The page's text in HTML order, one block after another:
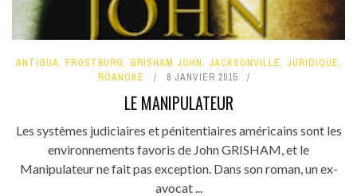
ANTIGUA, FROSTBURG, GRISHAM JOHN, JACKSONVILLE, JURIDIQUE,
ROANOKE
8 JANVIER 2015
LE MANIPULATEUR
Les systèmes judiciaires et pénitentiaires américains sont les
environnements favoris de John GRISHAM, et le
Manipulateur ne fait pas exception. Dans son roman, un ex-
avocat ...